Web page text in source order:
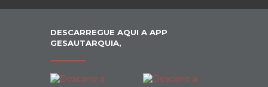
DESCARREGUE AQUI A APP
GESAUTARQUIA,